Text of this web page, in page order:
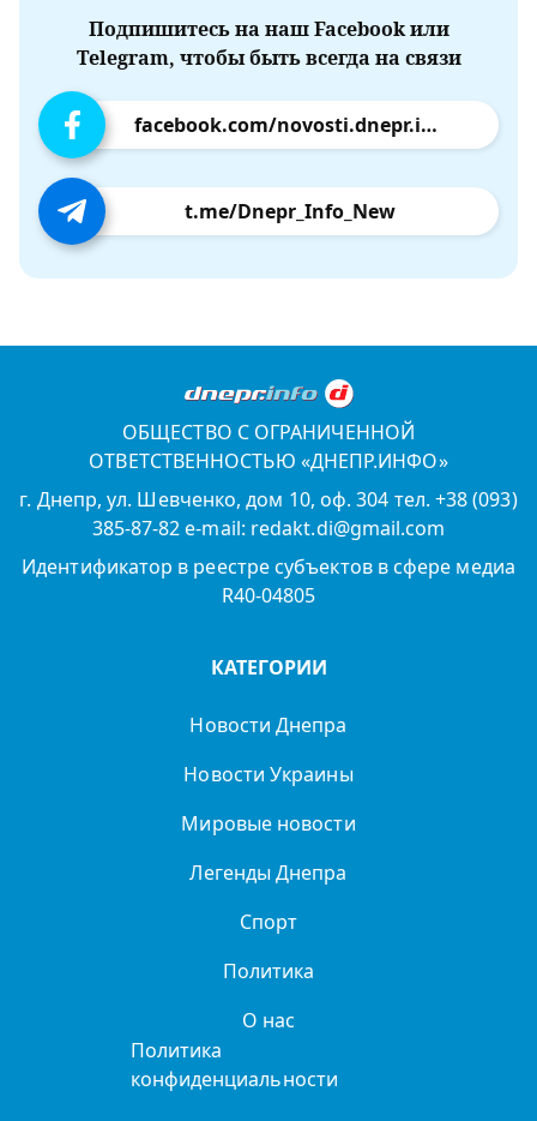
Подпишитесь на наш Facebook или
Telegram, чтобы быть всегда на связи
facebook.com/novosti.dnepr.info
t.me/Dnepr_Info_New
ОБЩЕСТВО С ОГРАНИЧЕННОЙ
ОТВЕТСТВЕННОСТЬЮ «ДНЕПР.ИНФО»
г. Днепр, ул. Шевченко, дом 10, оф. 304 тел. +38 (093)
385-87-82 e-mail: redakt.di@gmail.com
Идентификатор в реестре субъектов в сфере медиа
R40-04805
КАТЕГОРИИ
Новости Днепра
Новости Украины
Мировые новости
Легенды Днепра
Спорт
Политика
О нас
Политика
конфиденциальности